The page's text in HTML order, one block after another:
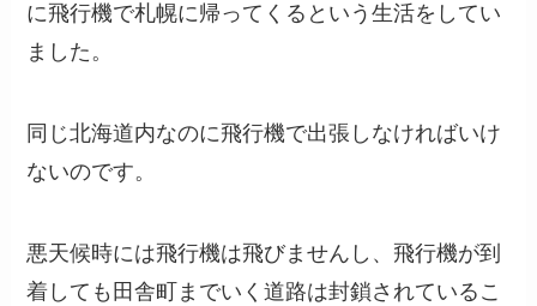
に飛行機で札幌に帰ってくるという生活をしてい
ました。
同じ北海道内なのに飛行機で出張しなければいけ
ないのです。
悪天候時には飛行機は飛びませんし、飛行機が到
着しても田舎町までいく道路は封鎖されているこ